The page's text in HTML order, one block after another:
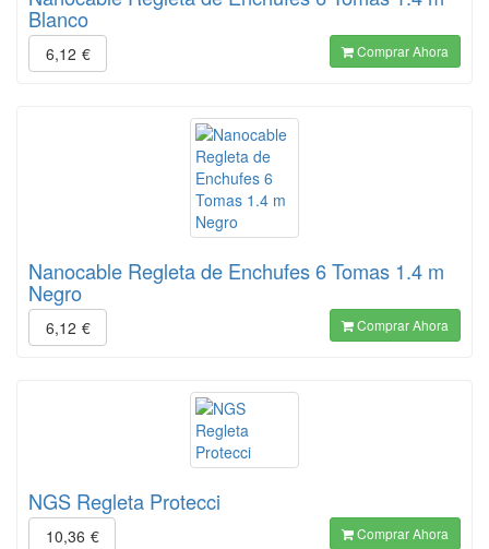
Blanco
6,12 € Comprar Ahora
Nanocable Regleta de Enchufes 6 Tomas 1.4 m
Negro
6,12 € Comprar Ahora
NGS Regleta Protecci
10,36 € Comprar Ahora